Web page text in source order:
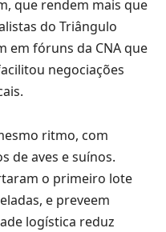
que rendem mais que
do Triângulo
em fóruns da CNA que
negociações
ritmo, com
de aves e suínos.
o primeiro lote
e preveem
logística reduz